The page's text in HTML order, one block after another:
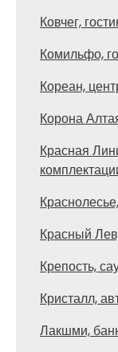
Ковчег,
Комильфо,
Кореан,
Корона
Красная
Красный
Крепость,
Кристалл,
Лакшми,